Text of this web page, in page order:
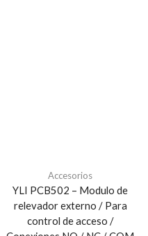
Accesorios
YLI PCB502 – Modulo de
relevador externo / Para
control de acceso /